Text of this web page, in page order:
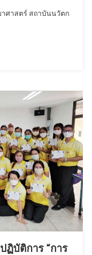
าศาสตร์ สถาบันนวัตก
ฏิบัติการ “การ